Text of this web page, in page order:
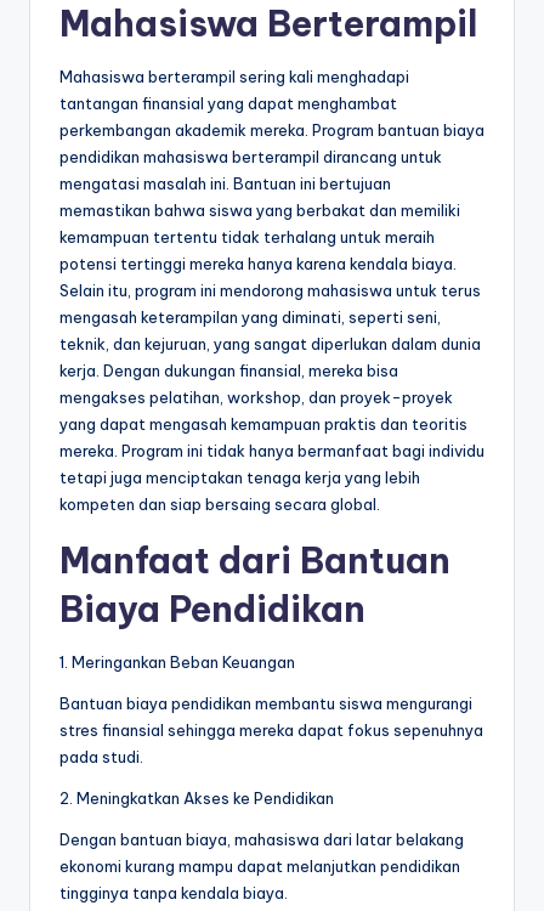
Mahasiswa Berterampil
Mahasiswa berterampil sering kali menghadapi
tantangan finansial yang dapat menghambat
perkembangan akademik mereka. Program bantuan biaya
pendidikan mahasiswa berterampil dirancang untuk
mengatasi masalah ini. Bantuan ini bertujuan
memastikan bahwa siswa yang berbakat dan memiliki
kemampuan tertentu tidak terhalang untuk meraih
potensi tertinggi mereka hanya karena kendala biaya.
Selain itu, program ini mendorong mahasiswa untuk terus
mengasah keterampilan yang diminati, seperti seni,
teknik, dan kejuruan, yang sangat diperlukan dalam dunia
kerja. Dengan dukungan finansial, mereka bisa
mengakses pelatihan, workshop, dan proyek-proyek
yang dapat mengasah kemampuan praktis dan teoritis
mereka. Program ini tidak hanya bermanfaat bagi individu
tetapi juga menciptakan tenaga kerja yang lebih
kompeten dan siap bersaing secara global.
Manfaat dari Bantuan
Biaya Pendidikan
1. Meringankan Beban Keuangan
Bantuan biaya pendidikan membantu siswa mengurangi
stres finansial sehingga mereka dapat fokus sepenuhnya
pada studi.
2. Meningkatkan Akses ke Pendidikan
Dengan bantuan biaya, mahasiswa dari latar belakang
ekonomi kurang mampu dapat melanjutkan pendidikan
tingginya tanpa kendala biaya.